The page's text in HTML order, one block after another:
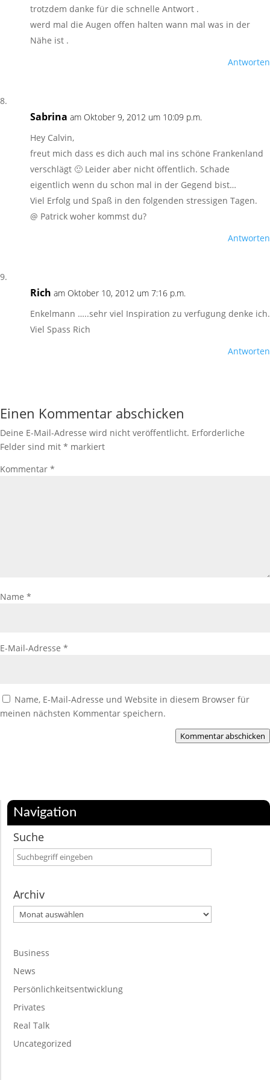
trotzdem danke für die schnelle Antwort .
werd mal die Augen offen halten wann mal was in der
Nähe ist .
Antworten
Sabrina am Oktober 9, 2012 um 10:09 p.m.
Hey Calvin,
freut mich dass es dich auch mal ins schöne Frankenland
verschlägt 🙂 Leider aber nicht öffentlich. Schade
eigentlich wenn du schon mal in der Gegend bist…
Viel Erfolg und Spaß in den folgenden stressigen Tagen.
@ Patrick woher kommst du?
Antworten
Rich am Oktober 10, 2012 um 7:16 p.m.
Enkelmann …..sehr viel Inspiration zu verfugung denke ich.
Viel Spass Rich
Antworten
Einen Kommentar abschicken
Deine E-Mail-Adresse wird nicht veröffentlicht. Erforderliche
Felder sind mit * markiert
Kommentar *
Name *
E-Mail-Adresse *
Name, E-Mail-Adresse und Website in diesem Browser für
meinen nächsten Kommentar speichern.
Kommentar abschicken
Navigation
Suche
Archiv
Archiv
Business
News
Persönlichkeitsentwicklung
Privates
Real Talk
Uncategorized